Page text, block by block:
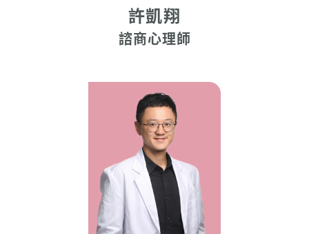
許凱翔
諮商心理師